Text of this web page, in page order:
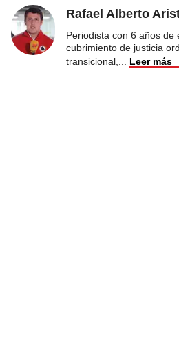
Rafael Alberto
Periodista con 6 años de
cubrimiento de justicia
transicional,
Leer más